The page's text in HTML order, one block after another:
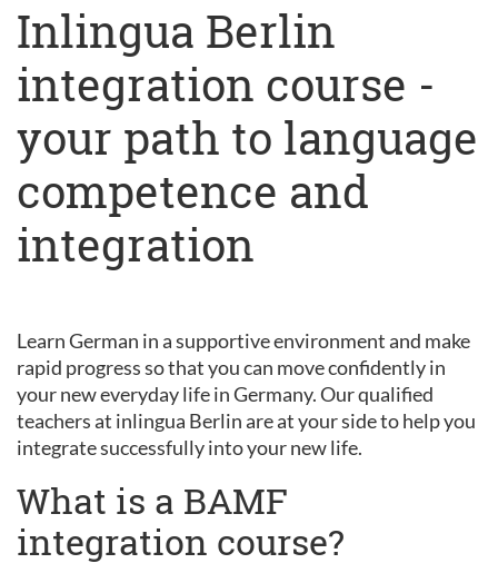
Inlingua Berlin
integration course -
your path to language
competence and
integration
Learn German in a supportive environment and make
rapid progress so that you can move confidently in
your new everyday life in Germany. Our qualified
teachers at inlingua Berlin are at your side to help you
integrate successfully into your new life.
What is a BAMF
integration course?